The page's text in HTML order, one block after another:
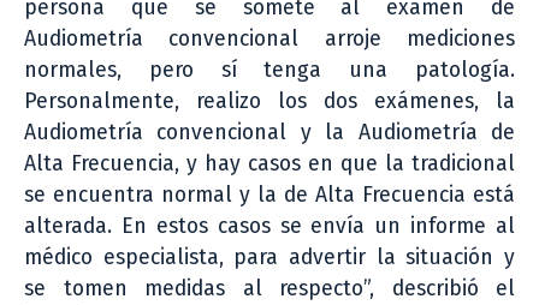
persona que se somete al examen de
Audiometría convencional arroje mediciones
normales, pero sí tenga una patología.
Personalmente, realizo los dos exámenes, la
Audiometría convencional y la Audiometría de
Alta Frecuencia, y hay casos en que la tradicional
se encuentra normal y la de Alta Frecuencia está
alterada. En estos casos se envía un informe al
médico especialista, para advertir la situación y
se tomen medidas al respecto”, describió el